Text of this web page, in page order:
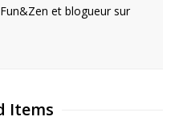
et blogueur sur
Items